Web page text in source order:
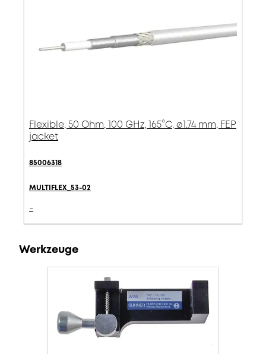
Flexible, 50 Ohm, 100 GHz, 165°C, ø1.74 mm, FEP
jacket
85006318
MULTIFLEX_53-02
-
Werkzeuge